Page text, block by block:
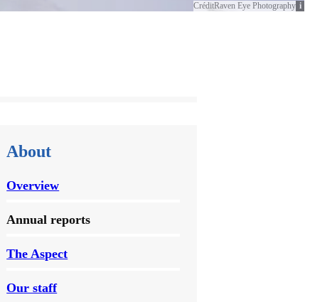
CréditRaven Eye Photography
About
Overview
Annual reports
The Aspect
Our staff